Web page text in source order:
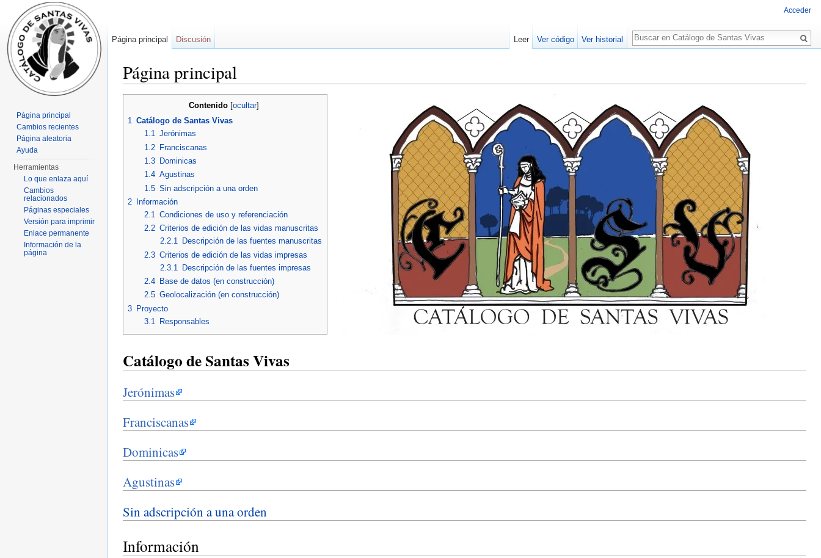
Página principal
Contenido ocultar]
1 Catálogo de Santas Vivas
1.1 Jerónimas
1.2
Franciscanas
1.3
Dominicas
1.4 Agustinas
1.5 Sin adscripción a una orden
2
Información
2.1 Condiciones de uso y referenciación
2.2 Criterios de edición de las vidas manuscritas
2.2.1 Descripción de las fuentes manuscritas
2.3 Criterios de edición de las vidas impresas
2.3.1
Descripción de las fuentes impresas
2.4
Base de datos (en construcción)
2.5 Geolocalización (en construcción)
3 Proyecto
3.1
Responsables
Catálogo de Santas Vivas
Jerónimas
Franciscanas
Dominicas
Agustinas
Sin adscripción a una orden
Información
Acceder
Página principal Discusión Leer Ver código Ver historial
Buscar
Página principal
Cambios recientes
Página aleatoria
Ayuda
Herramientas
Lo que enlaza aquí
Cambios
relacionados
Páginas especiales
Versión para imprimir
Enlace permanente
Información de la
página